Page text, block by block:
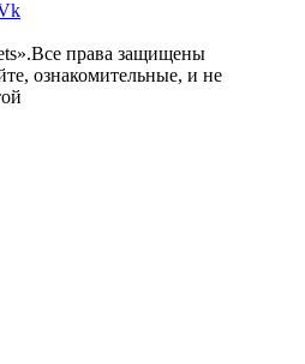
права защищены
ознакомительные, и не